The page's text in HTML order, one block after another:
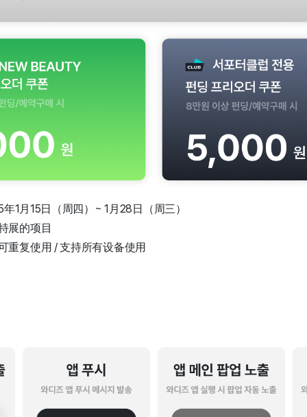
1月15日（周四）~ 1月28日（周三）
展的项目
重复使用 / 支持所有设备使用